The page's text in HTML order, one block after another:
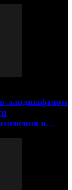
ландшафтном
в…